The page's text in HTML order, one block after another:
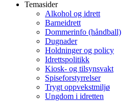
Temasider
Alkohol og idrett
Barneidrett
Dommerinfo (håndball)
Dugnader
Holdninger og policy
Idrettspolitikk
Kiosk- og tilsynsvakt
Spiseforstyrrelser
Trygt oppvekstmiljø
Ungdom i idretten